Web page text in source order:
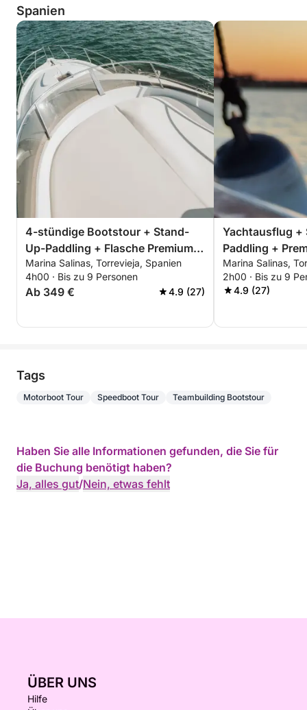
Spanien
4-stündige Bootstour + Stand-
Up-Paddling + Flasche Premium-
Cava - ALLES INKLUSIVE
Marina Salinas, Torrevieja, Spanien
4h00 · Bis zu 9 Personen
Ab 349 € 4.9 (27)
Yachtausflug +
Paddling +
Morgens,
ALLES
Marina Salinas,
2h00 · Bis zu 9
4.9 (27)
Tags
Motorboot Tour Speedboot Tour Teambuilding Bootstour
Haben Sie alle Informationen gefunden, die Sie für
die Buchung benötigt haben?
Ja, alles gut/Nein, etwas fehlt
ÜBER UNS
Hilfe